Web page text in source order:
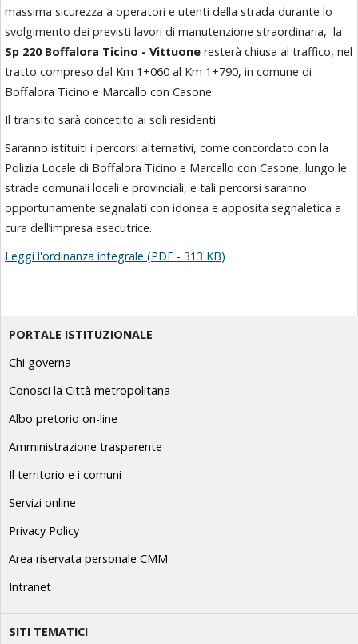
massima sicurezza a operatori e utenti della strada durante lo
svolgimento dei previsti lavori di manutenzione straordinaria, la
Sp 220 Boffalora Ticino - Vittuone resterà chiusa al traffico, nel
tratto compreso dal Km 1+060 al Km 1+790, in comune di
Boffalora Ticino e Marcallo con Casone.
Il transito sarà concetito ai soli residenti.
Saranno istituiti i percorsi alternativi, come concordato con la
Polizia Locale di Boffalora Ticino e Marcallo con Casone, lungo le
strade comunali locali e provinciali, e tali percorsi saranno
opportunamente segnalati con idonea e apposita segnaletica a
cura dell’impresa esecutrice.
Leggi l'ordinanza integrale (PDF - 313 KB)
PORTALE ISTITUZIONALE
Chi governa
Conosci la Città metropolitana
Albo pretorio on-line
Amministrazione trasparente
Il territorio e i comuni
Servizi online
Privacy Policy
Area riservata personale CMM
Intranet
SITI TEMATICI